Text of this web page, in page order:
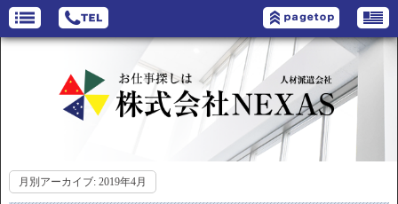
月別アーカイブ: 2019年4月